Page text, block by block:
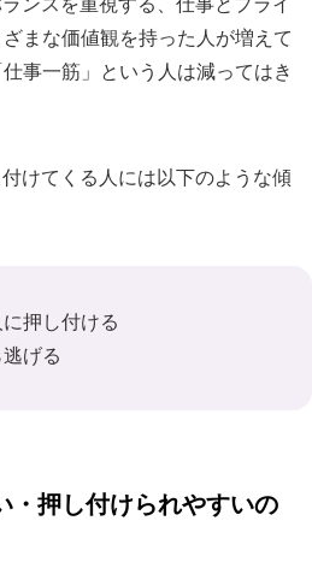
まな価値観を持った人が増えて
事一筋」という人は減ってはき
けてくる人には以下のような傾
押し付ける
げる
・押し付けられやすいの